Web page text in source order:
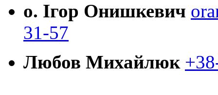
о. Ігор Онишкевич
31-57
Любов Михайлюк